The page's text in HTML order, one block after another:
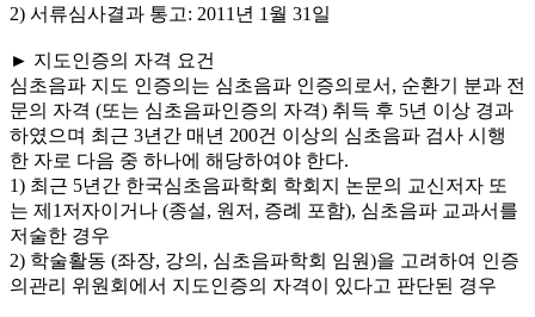
2) 서류심사결과 통고: 2011년 1월 31일
► 지도인증의 자격 요건
심초음파 지도 인증의는 심초음파 인증의로서, 순환기 분과 전
문의 자격 (또는 심초음파인증의 자격) 취득 후 5년 이상 경과
하였으며 최근 3년간 매년 200건 이상의 심초음파 검사 시행
한 자로 다음 중 하나에 해당하여야 한다.
1) 최근 5년간 한국심초음파학회 학회지 논문의 교신저자 또
는 제1저자이거나 (종설, 원저, 증례 포함), 심초음파 교과서를
저술한 경우
2) 학술활동 (좌장, 강의, 심초음파학회 임원)을 고려하여 인증
의관리 위원회에서 지도인증의 자격이 있다고 판단된 경우